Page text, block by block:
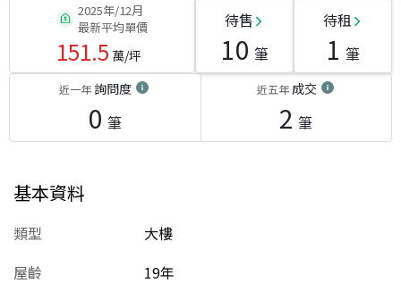
2025年/12月
最新平均單價
151.5 萬/坪
待售
10 筆
待租
1 筆
近一年詢問度
0 筆
近五年成交
2 筆
基本資料
類型
大樓
屋齡
19年